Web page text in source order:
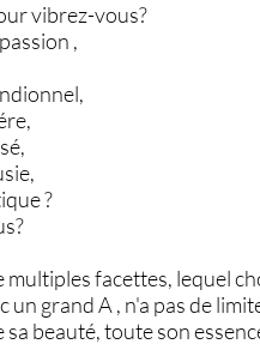
vibrez-vous?
,
?
multiples facettes, lequel
un grand A , n'a pas de
sa beauté, toute son